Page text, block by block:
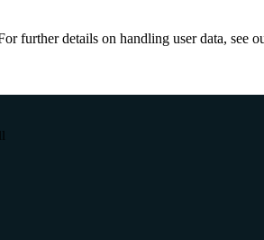
further details on handling user data, see